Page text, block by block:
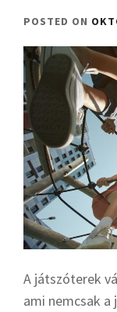
POSTED ON
A játszóterek
ami nemcsak